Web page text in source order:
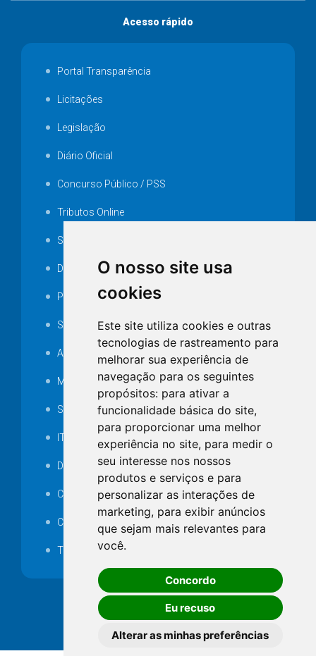
O nosso site usa
cookies
Este site utiliza cookies e outras
tecnologias de rastreamento para
melhorar sua experiência de
navegação para os seguintes
propósitos: para ativar a
funcionalidade básica do site,
para proporcionar uma melhor
experiência no site, para medir o
seu interesse nos nossos
produtos e serviços e para
personalizar as interações de
marketing, para exibir anúncios
que sejam mais relevantes para
você.
Concordo
Eu recuso
Alterar as minhas preferências
Acesso rápido
Portal Transparência
Licitações
Legislação
Diário Oficial
Concurso Público / PSS
Tributos Online
Serviços ISS-E
Decretos
Portarias
SAMAE
Audiência pública
MANUTENÇÃO DE ILUMINAÇÃO PÚBLICA
Serviços Técnicos TI
ITR
Desapropriações
Catalogo Eletrônico de Padronização
Consórcios Municipais
Telefones Úteis